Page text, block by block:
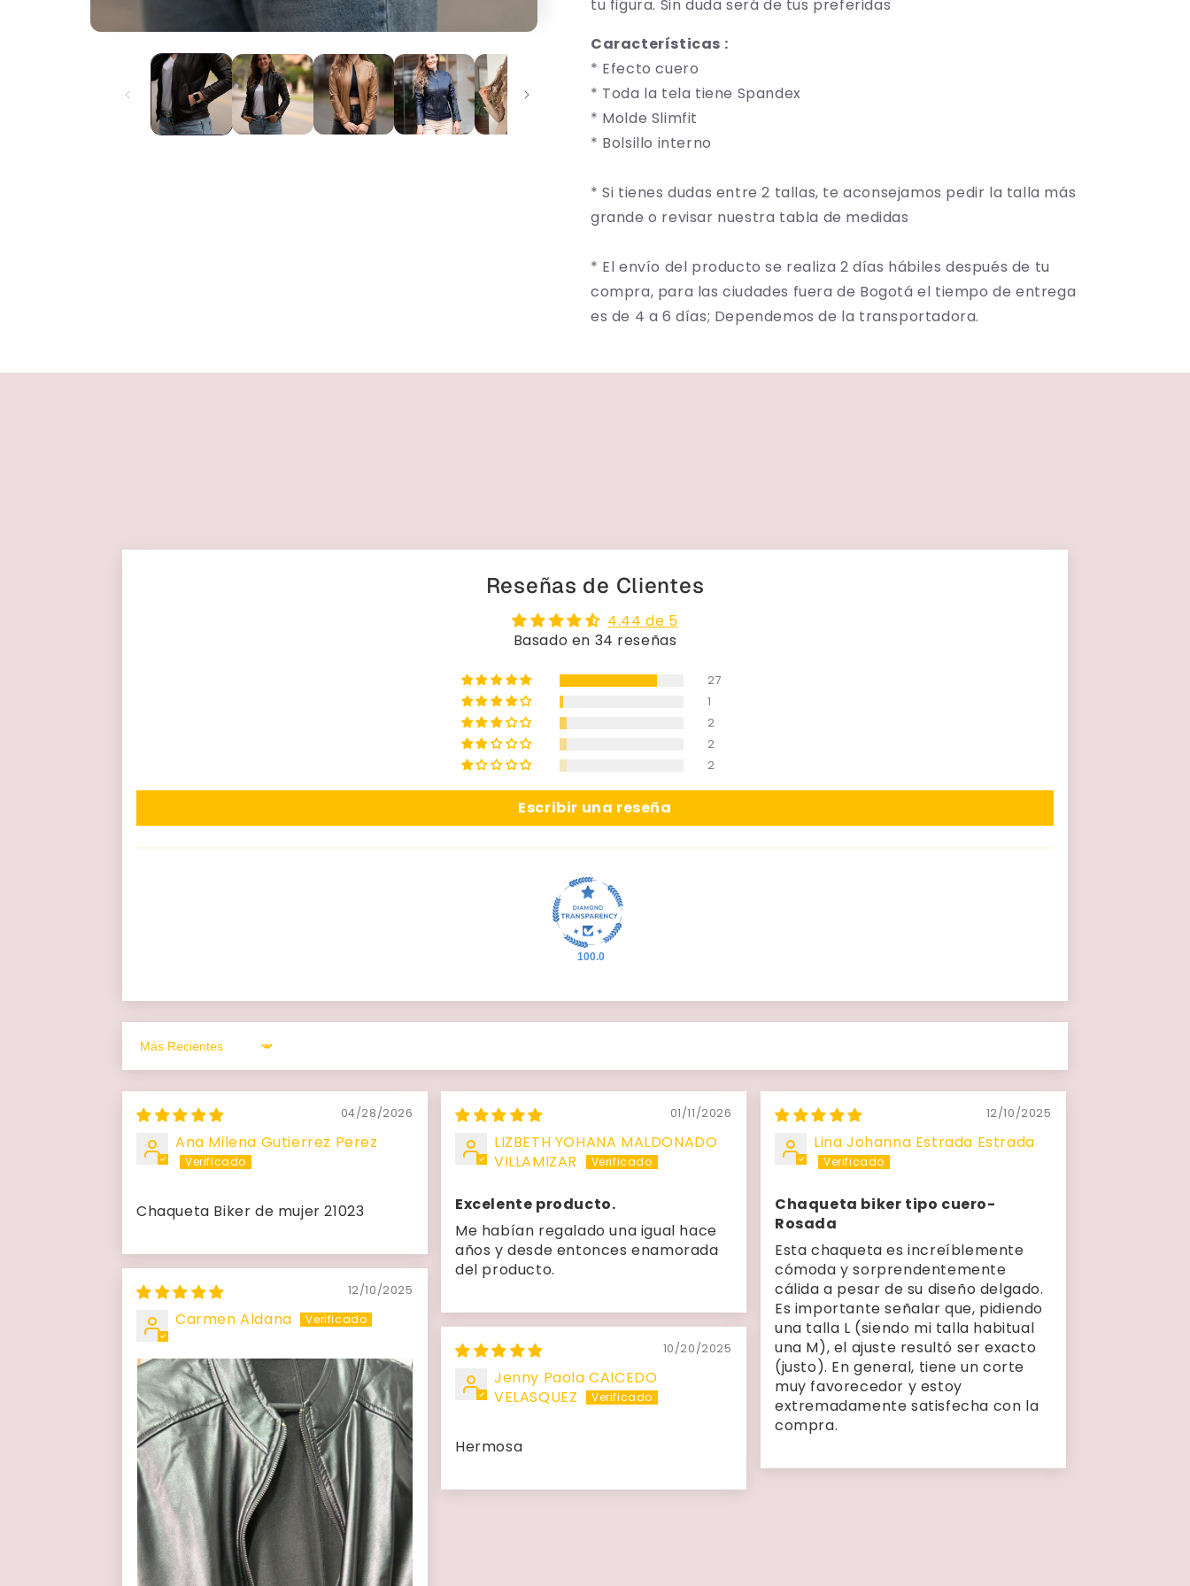
tu figura. Sin duda será de tus preferidas
Características :
* Efecto cuero
* Toda la tela tiene Spandex
* Molde Slimfit
* Bolsillo interno
* Si tienes dudas entre 2 tallas, te aconsejamos pedir la talla más
grande o revisar nuestra tabla de medidas
* El envío del producto se realiza 2 días hábiles después de tu
compra, para las ciudades fuera de Bogotá el tiempo de entrega
es de 4 a 6 días; Dependemos de la transportadora.
Reseñas de Clientes
4.44 de 5
Basado en 34 reseñas
27
1
2
2
2
Escribir una reseña
100.0
Sort by
04/28/2026
Ana Milena Gutierrez Perez
Chaqueta Biker de mujer 21023
01/11/2026
LIZBETH YOHANA MALDONADO
VILLAMIZAR
Excelente producto.
Me habían regalado una igual hace
años y desde entonces enamorada
del producto.
12/10/2025
Lina Johanna Estrada Estrada
Chaqueta biker tipo cuero-
Rosada
Esta chaqueta es increíblemente
cómoda y sorprendentemente
cálida a pesar de su diseño delgado.
Es importante señalar que, pidiendo
una talla L (siendo mi talla habitual
una M), el ajuste resultó ser exacto
(justo). En general, tiene un corte
muy favorecedor y estoy
extremadamente satisfecha con la
compra.
12/10/2025
Carmen Aldana
10/20/2025
Jenny Paola CAICEDO
VELASQUEZ
Hermosa